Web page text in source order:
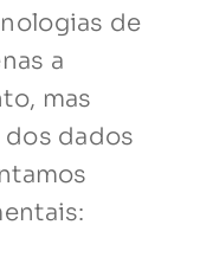
de
a
mas
dados